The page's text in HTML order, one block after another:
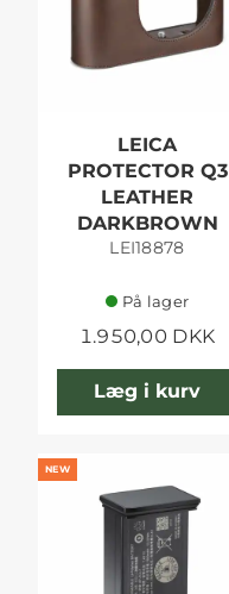
LEICA
PROTECTOR Q3
LEATHER
DARKBROWN
LEI18878
På lager
1.950,00 DKK
Læg i kurv
NEW